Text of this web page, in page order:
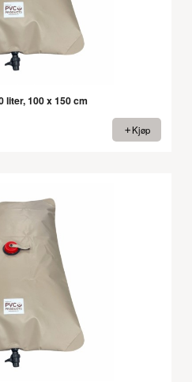
liter, 100 x 150 cm
Kjøp